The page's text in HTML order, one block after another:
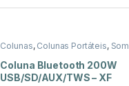
Colunas, Colunas Portáteis, Som
Coluna Bluetooth 200W
USB/SD/AUX/TWS – XF